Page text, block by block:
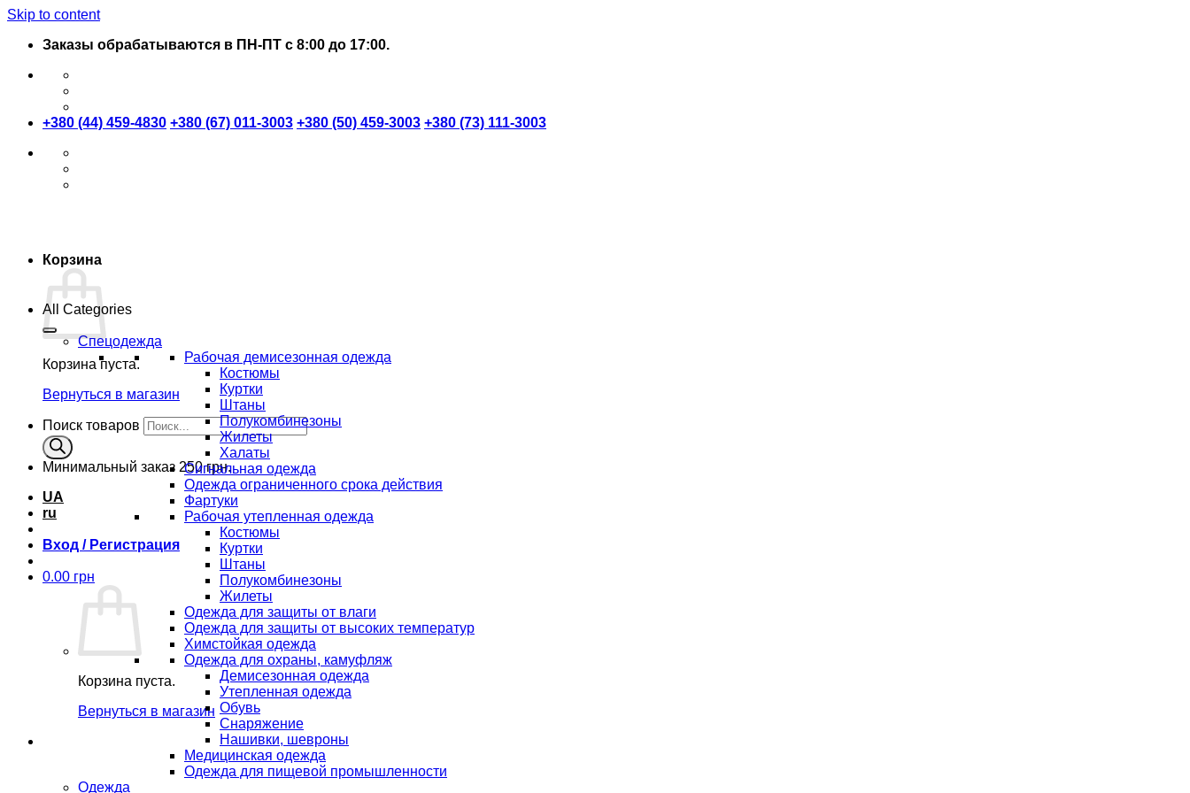
Skip to content
Заказы обрабатываются в ПН-ПТ с 8:00 до 17:00.
+380 (44) 459-4830 +380 (67) 011-3003 +380 (50) 459-3003 +380 (73) 111-3003
Корзина
Корзина пуста.
Вернуться в магазин
Поиск товаров
Минимальный заказ 250 грн.
UA
ru
Вход / Регистрация
0.00 грн
Корзина пуста.
Вернуться в магазин
All Categories
Спецодежда
Рабочая демисезонная одежда
Костюмы
Куртки
Штаны
Полукомбинезоны
Жилеты
Халаты
Сигнальная одежда
Одежда ограниченного срока действия
Фартуки
Рабочая утепленная одежда
Костюмы
Куртки
Штаны
Полукомбинезоны
Жилеты
Одежда для защиты от влаги
Одежда для защиты от высоких температур
Химстойкая одежда
Одежда для охраны, камуфляж
Демисезонная одежда
Утепленная одежда
Обувь
Снаряжение
Нашивки, шевроны
Медицинская одежда
Одежда для пищевой промышленности
Одежда